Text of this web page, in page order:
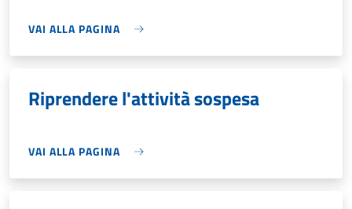
VAI ALLA PAGINA
Riprendere l'attività sospesa
VAI ALLA PAGINA